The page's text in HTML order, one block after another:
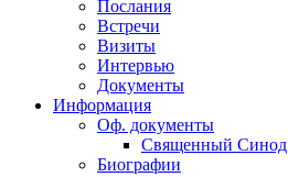
Послания
Встречи
Визиты
Интервью
Документы
Информация
Оф. документы
Священный Синод
Биографии